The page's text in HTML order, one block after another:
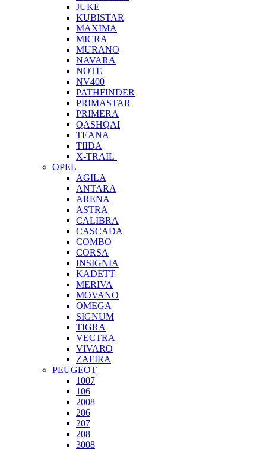
JUKE
KUBISTAR
MAXIMA
MICRA
MURANO
NAVARA
NOTE
NV400
PATHFINDER
PRIMASTAR
PRIMERA
QASHQAI
TEANA
TIIDA
X-TRAIL
OPEL
AGILA
ANTARA
ARENA
ASTRA
CALIBRA
CASCADA
COMBO
CORSA
INSIGNIA
KADETT
MERIVA
MOVANO
OMEGA
SIGNUM
TIGRA
VECTRA
VIVARO
ZAFIRA
PEUGEOT
1007
106
2008
206
207
208
3008